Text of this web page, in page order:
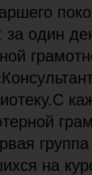
один
на